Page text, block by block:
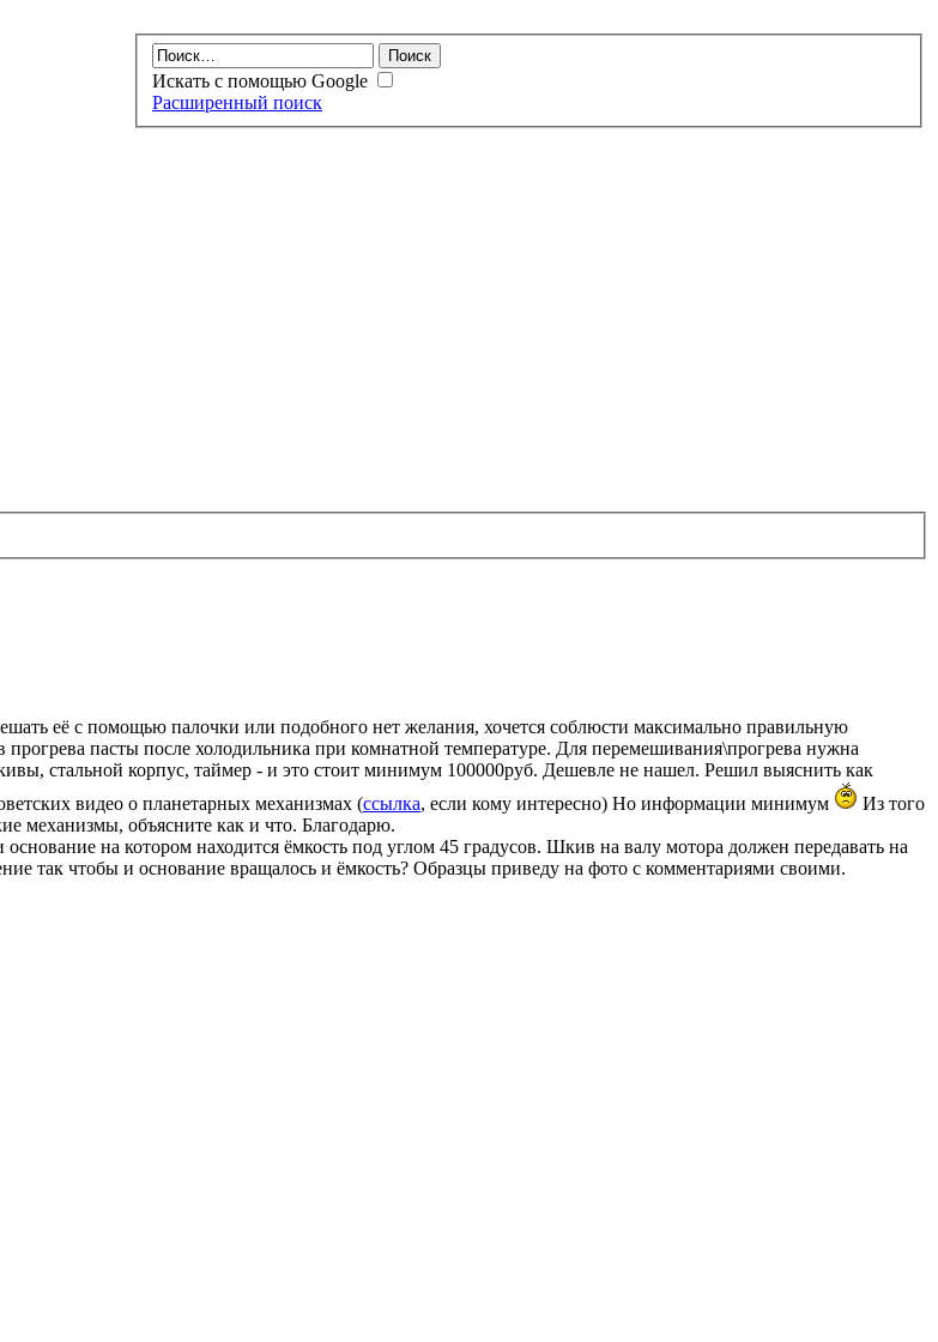
Искать с помощью Google
Расширенный поиск
её с помощью палочки или подобного нет желания, хочется соблюсти максимально правильную
пасты после холодильника при комнатной температуре. Для перемешивания\прогрева нужна
стальной корпус, таймер - и это стоит минимум 100000руб. Дешевле не нашел. Решил выяснить как
видео о планетарных механизмах (ссылка, если кому интересно) Но информации минимум
Из того
механизмы, объясните как и что. Благодарю.
на котором находится ёмкость под углом 45 градусов. Шкив на валу мотора должен передавать на
так чтобы и основание вращалось и ёмкость? Образцы приведу на фото с комментариями своими.